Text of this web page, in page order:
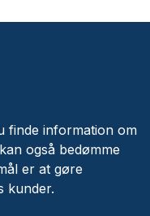
finde information om
også bedømme
er at gøre
kunder.